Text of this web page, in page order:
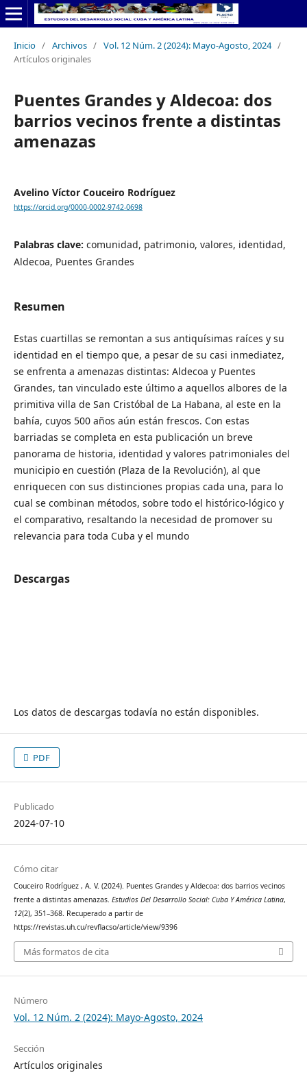
Inicio / Archivos / Vol. 12 Núm. 2 (2024): Mayo-Agosto, 2024 /
Artículos originales
Puentes Grandes y Aldecoa: dos
barrios vecinos frente a distintas
amenazas
Avelino Víctor Couceiro Rodríguez
https://orcid.org/0000-0002-9742-0698
Palabras clave: comunidad, patrimonio, valores, identidad,
Aldecoa, Puentes Grandes
Resumen
Estas cuartillas se remontan a sus antiquísimas raíces y su
identidad en el tiempo que, a pesar de su casi inmediatez,
se enfrenta a amenazas distintas: Aldecoa y Puentes
Grandes, tan vinculado este último a aquellos albores de la
primitiva villa de San Cristóbal de La Habana, al este en la
bahía, cuyos 500 años aún están frescos. Con estas
barriadas se completa en esta publicación un breve
panorama de historia, identidad y valores patrimoniales del
municipio en cuestión (Plaza de la Revolución), al que
enriquecen con sus distinciones propias cada una, para lo
cual se combinan métodos, sobre todo el histórico-lógico y
el comparativo, resaltando la necesidad de promover su
relevancia para toda Cuba y el mundo
Descargas
Los datos de descargas todavía no están disponibles.
PDF
Publicado
2024-07-10
Cómo citar
Couceiro Rodríguez , A. V. (2024). Puentes Grandes y Aldecoa: dos barrios vecinos
frente a distintas amenazas. Estudios Del Desarrollo Social: Cuba Y América Latina,
12(2), 351–368. Recuperado a partir de
https://revistas.uh.cu/revflacso/article/view/9396
Más formatos de cita
Número
Vol. 12 Núm. 2 (2024): Mayo-Agosto, 2024
Sección
Artículos originales